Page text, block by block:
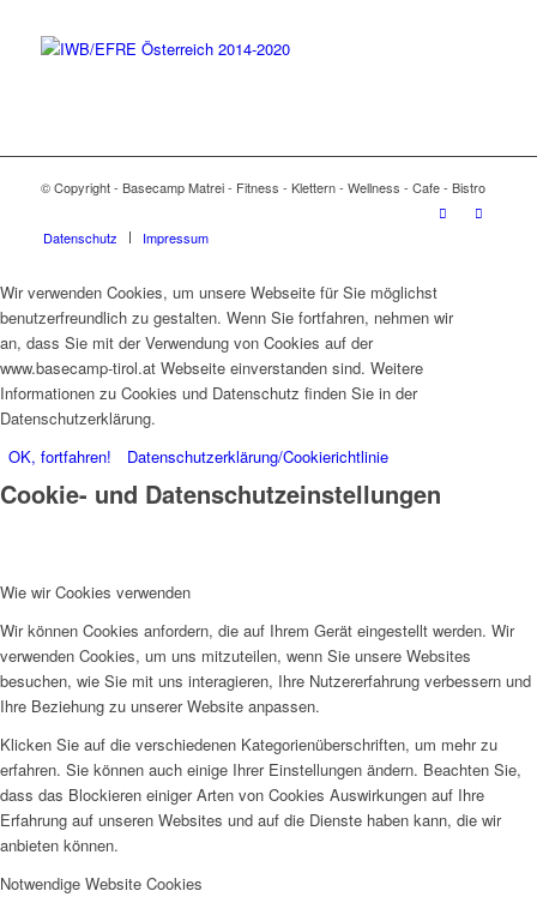
© Copyright - Basecamp Matrei - Fitness - Klettern - Wellness - Cafe - Bistro
Datenschutz Impressum
Wir verwenden Cookies, um unsere Webseite für Sie möglichst
benutzerfreundlich zu gestalten. Wenn Sie fortfahren, nehmen wir
an, dass Sie mit der Verwendung von Cookies auf der
www.basecamp-tirol.at Webseite einverstanden sind. Weitere
Informationen zu Cookies und Datenschutz finden Sie in der
Datenschutzerklärung.
OK, fortfahren!
Datenschutzerklärung/Cookierichtlinie
Cookie- und Datenschutzeinstellungen
Wie wir Cookies verwenden
Wir können Cookies anfordern, die auf Ihrem Gerät eingestellt werden. Wir
verwenden Cookies, um uns mitzuteilen, wenn Sie unsere Websites
besuchen, wie Sie mit uns interagieren, Ihre Nutzererfahrung verbessern und
Ihre Beziehung zu unserer Website anpassen.
Klicken Sie auf die verschiedenen Kategorienüberschriften, um mehr zu
erfahren. Sie können auch einige Ihrer Einstellungen ändern. Beachten Sie,
dass das Blockieren einiger Arten von Cookies Auswirkungen auf Ihre
Erfahrung auf unseren Websites und auf die Dienste haben kann, die wir
anbieten können.
Notwendige Website Cookies